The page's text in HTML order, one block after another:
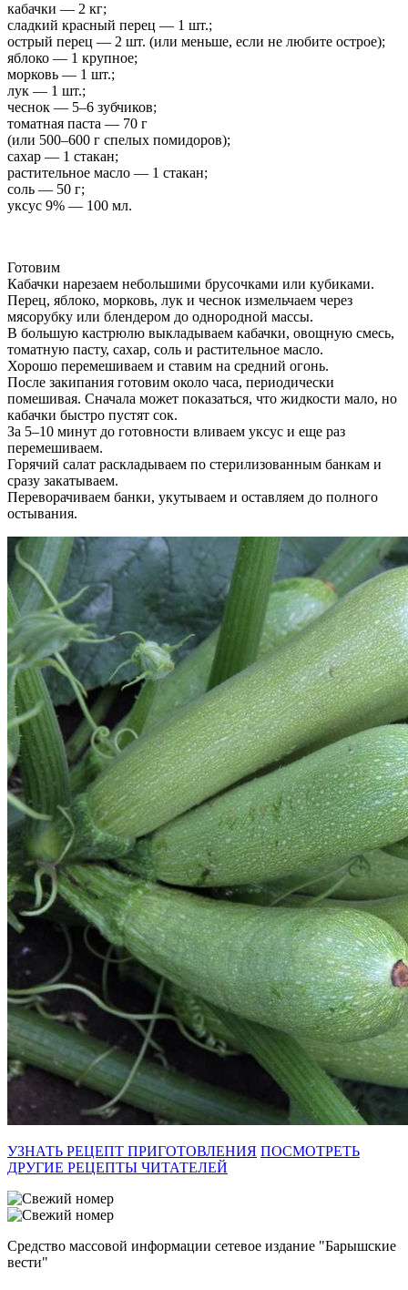
кабачки — 2 кг;
сладкий красный перец — 1 шт.;
острый перец — 2 шт. (или меньше, если не любите острое);
яблоко — 1 крупное;
морковь — 1 шт.;
лук — 1 шт.;
чеснок — 5–6 зубчиков;
томатная паста — 70 г
(или 500–600 г спелых помидоров);
сахар — 1 стакан;
растительное масло — 1 стакан;
соль — 50 г;
уксус 9% — 100 мл.
Готовим
Кабачки нарезаем небольшими брусочками или кубиками.
Перец, яблоко, морковь, лук и чеснок измельчаем через
мясорубку или блендером до однородной массы.
В большую кастрюлю выкладываем кабачки, овощную смесь,
томатную пасту, сахар, соль и растительное масло.
Хорошо перемешиваем и ставим на средний огонь.
После закипания готовим около часа, периодически
помешивая. Сначала может показаться, что жидкости мало, но
кабачки быстро пустят сок.
За 5–10 минут до готовности вливаем уксус и еще раз
перемешиваем.
Горячий салат раскладываем по стерилизованным банкам и
сразу закатываем.
Переворачиваем банки, укутываем и оставляем до полного
остывания.
УЗНАТЬ РЕЦЕПТ ПРИГОТОВЛЕНИЯ ПОСМОТРЕТЬ
ДРУГИЕ РЕЦЕПТЫ ЧИТАТЕЛЕЙ
Средство массовой информации сетевое издание "Барышские
вести"